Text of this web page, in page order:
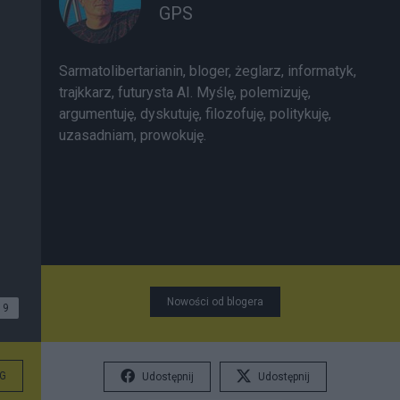
9
GPS
Sarmatolibertarianin, bloger, żeglarz, informatyk,
trajkkarz, futurysta AI. Myślę, polemizuję,
argumentuję, dyskutuję, filozofuję, politykuję,
uzasadniam, prowokuję.
Nowości od blogera
Udostępnij Udostępnij